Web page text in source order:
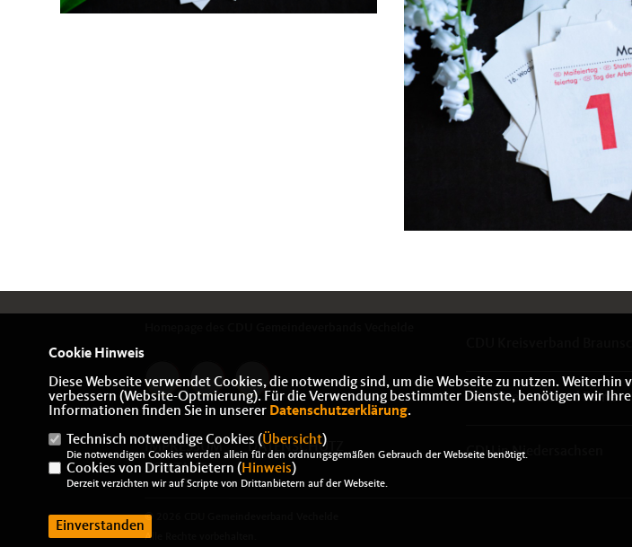
IMPRESSUM
DATENSCHUTZ
KONTAKT
CDU Kreisverband Peine
CDU in Niedersachsen
© 2026 CDU Gemeindeverband Vechelde
Alle Rechte vorbehalten.
Cookie Hinweis
Diese Webseite verwendet Cookies, die notwendig sind, um die Webseite zu nutzen.
verbessern (Website-Optmierung). Für die Verwendung bestimmter Dienste, benötigen wir
Informationen finden Sie in unserer Datenschutzerklärung.
Technisch notwendige Cookies (Übersicht)
Die notwendigen Cookies werden allein für den ordnungsgemäßen Gebrauch der Webseite benötigt.
Cookies von Drittanbietern ( Hinweis)
Derzeit verzichten wir auf Scripte von Drittanbietern auf der Webseite.
Einverstanden